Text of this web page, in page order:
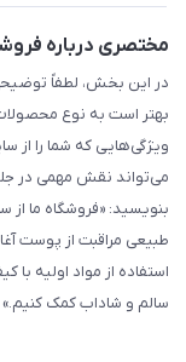
مختصری درباره
در این بخش، لطفاً
بهتر است به نوع
ویژگی‌هایی که شما را از
می‌تواند نقش مهمی در جلب
طبیعی مراقبت از پوست
استفاده از مواد اولیه
سالم و شاداب کمک کنیم.»